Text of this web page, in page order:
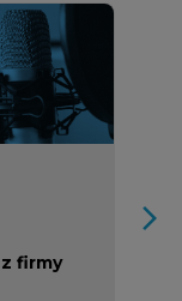
firmy
arrow_forward_ios